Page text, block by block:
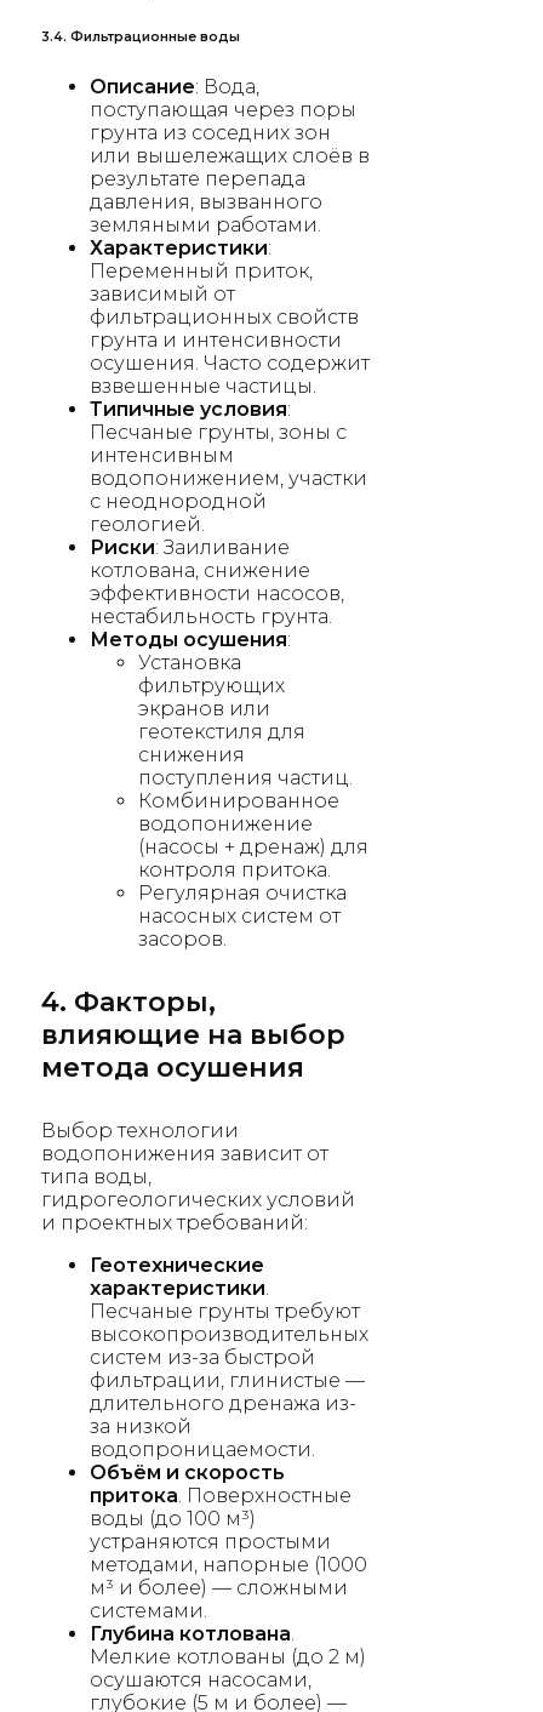
3.4. Фильтрационные воды
Описание: Вода,
поступающая через поры
грунта из соседних зон
или вышележащих слоёв в
результате перепада
давления, вызванного
земляными работами.
Характеристики:
Переменный приток,
зависимый от
фильтрационных свойств
грунта и интенсивности
осушения. Часто содержит
взвешенные частицы.
Типичные условия:
Песчаные грунты, зоны с
интенсивным
водопонижением, участки
с неоднородной
геологией.
Риски: Заиливание
котлована, снижение
эффективности насосов,
нестабильность грунта.
Методы осушения:
Установка
фильтрующих
экранов или
геотекстиля для
снижения
поступления частиц.
Комбинированное
водопонижение
(насосы + дренаж) для
контроля притока.
Регулярная очистка
насосных систем от
засоров.
4. Факторы,
влияющие на выбор
метода осушения
Выбор технологии
водопонижения зависит от
типа воды,
гидрогеологических условий
и проектных требований:
Геотехнические
характеристики.
Песчаные грунты требуют
высокопроизводительных
систем из-за быстрой
фильтрации, глинистые —
длительного дренажа из-
за низкой
водопроницаемости.
Объём и скорость
притока. Поверхностные
воды (до 100 м³)
устраняются простыми
методами, напорные (1000
м³ и более) — сложными
системами.
Глубина котлована.
Мелкие котлованы (до 2 м)
осушаются насосами,
глубокие (5 м и более) —